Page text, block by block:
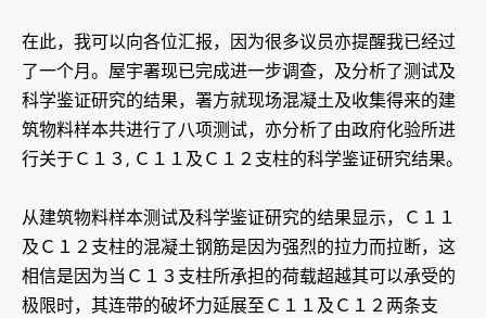
在此，我可以向各位汇报，因为很多议员亦提醒我已经过
了一个月。屋宇署现已完成进一步调查，及分析了测试及
科学鉴证研究的结果，署方就现场混凝土及收集得来的建
筑物料样本共进行了八项测试，亦分析了由政府化验所进
行关于Ｃ１３, Ｃ１１及Ｃ１２支柱的科学鉴证研究结果。
从建筑物料样本测试及科学鉴证研究的结果显示，Ｃ１１
及Ｃ１２支柱的混凝土钢筋是因为强烈的拉力而拉断，这
相信是因为当Ｃ１３支柱所承担的荷载超越其可以承受的
极限时，其连带的破坏力延展至Ｃ１１及Ｃ１２两条支